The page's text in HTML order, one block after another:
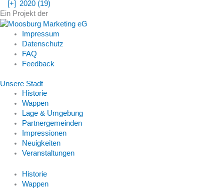
[+]
2020 (19)
Ein Projekt der
Impressum
Datenschutz
FAQ
Feedback
Unsere Stadt
Historie
Wappen
Lage & Umgebung
Partnergemeinden
Impressionen
Neuigkeiten
Veranstaltungen
Historie
Wappen